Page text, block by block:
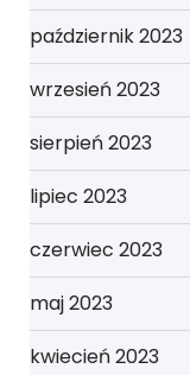
październik 2023
wrzesień 2023
sierpień 2023
lipiec 2023
czerwiec 2023
maj 2023
kwiecień 2023